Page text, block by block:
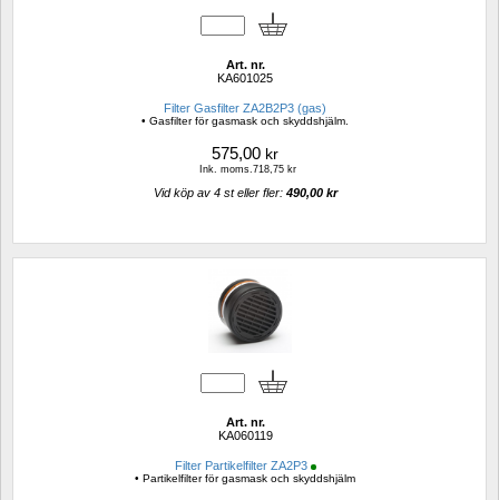
Art. nr.
KA601025
Filter Gasfilter ZA2B2P3 (gas)
• Gasfilter för gasmask och skyddshjälm.
575,00 kr
Ink. moms.718,75 kr
Vid köp av 4 st eller fler: 490,00 kr
Art. nr.
KA060119
Filter Partikelfilter ZA2P3
• Partikelfilter för gasmask och skyddshjälm